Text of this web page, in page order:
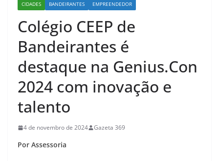
CIDADES BANDEIRANTES EMPREENDEDOR
Colégio CEEP de
Bandeirantes é
destaque na Genius.Con
2024 com inovação e
talento
4 de novembro de 2024 Gazeta 369
Por Assessoria